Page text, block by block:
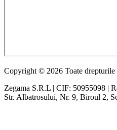
Copyright © 2026 Toate drepturile
Zegama S.R.L | CIF: 50955098 |
Str. Albatrosului, Nr. 9, Biroul 2,